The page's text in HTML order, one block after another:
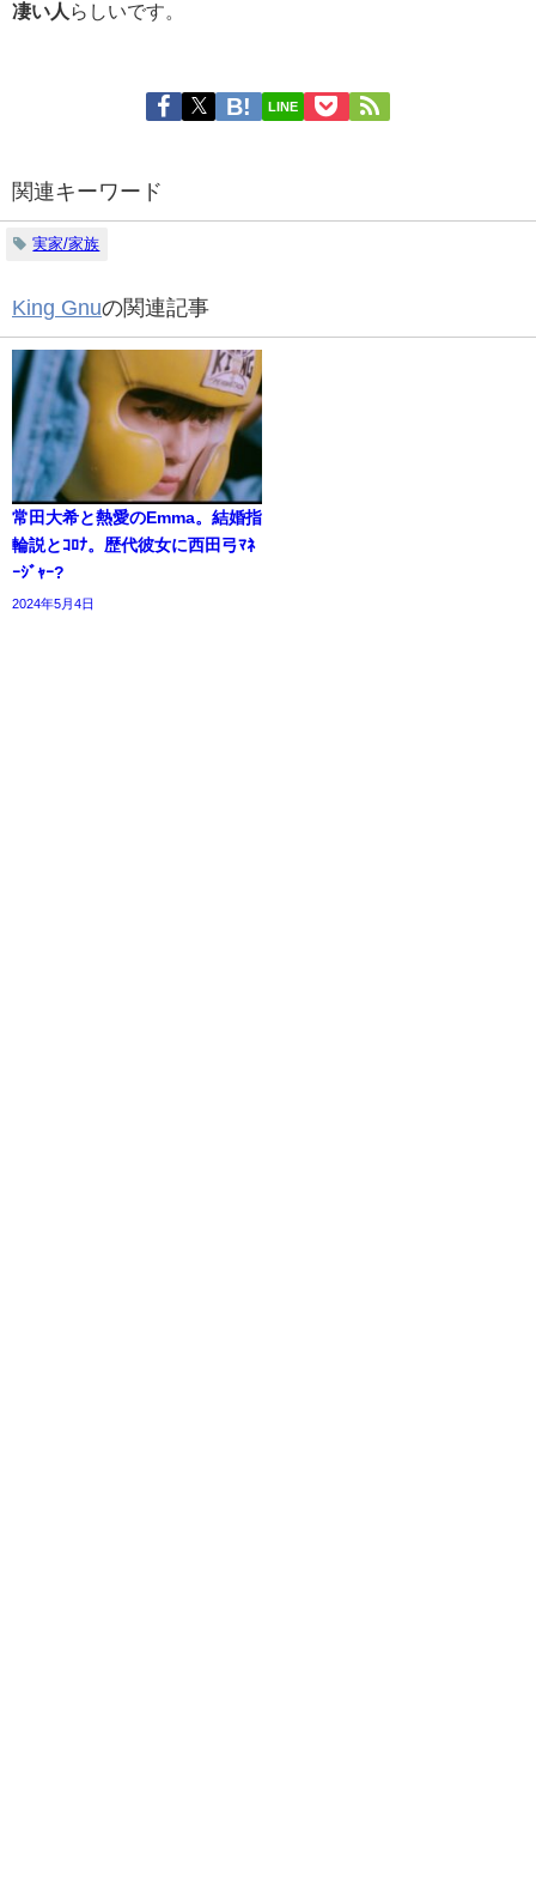
凄い人 らしいです。
LINE
関連キーワード
実家/家族
King Gnuの関連記事
常田大希と熱愛のEmma。結婚指
輪説とｺﾛﾅ。歴代彼女に西田弓ﾏﾈ
ｰｼﾞｬｰ?
2024年5月4日